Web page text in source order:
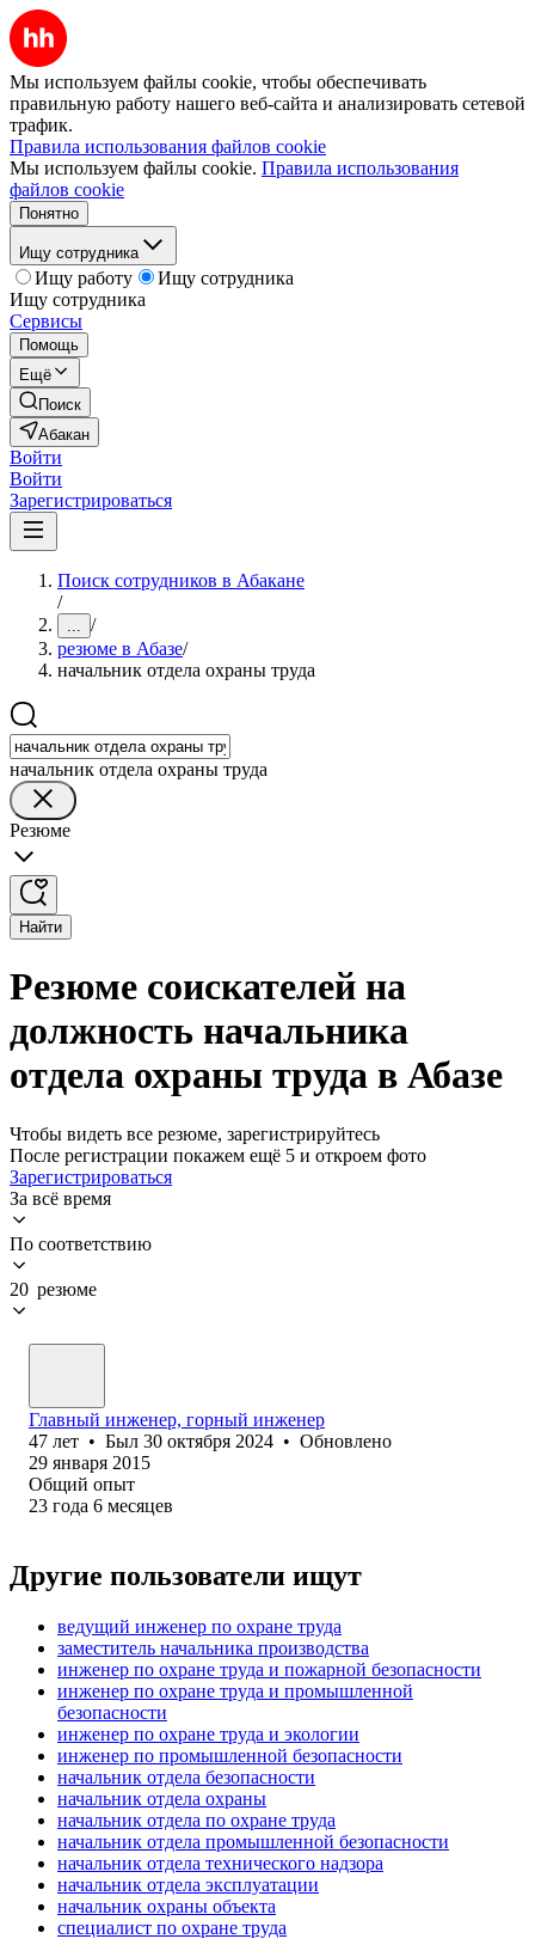
Мы используем файлы cookie, чтобы обеспечивать
правильную работу нашего веб-сайта и анализировать сетевой
трафик.
Правила использования файлов cookie
Мы используем файлы cookie. Правила использования
файлов cookie
Понятно
Ищу сотрудника
Ищу работу
Ищу сотрудника
Ищу сотрудника
Сервисы
Помощь
Ещё
Поиск
Абакан
Войти
Войти
Зарегистрироваться
Поиск сотрудников в Абакане
/
... /
резюме в Абазе/
начальник отдела охраны труда
начальник отдела охраны труда
Резюме
Найти
Резюме соискателей на
должность начальника
отдела охраны труда в Абазе
Чтобы видеть все резюме, зарегистрируйтесь
После регистрации покажем ещё 5 и откроем фото
Зарегистрироваться
За всё время
По соответствию
20 резюме
Главный инженер, горный инженер
47 лет • Был 30 октября 2024 • Обновлено
29 января 2015
Общий опыт
23 года 6 месяцев
Другие пользователи ищут
ведущий инженер по охране труда
заместитель начальника производства
инженер по охране труда и пожарной безопасности
инженер по охране труда и промышленной
безопасности
инженер по охране труда и экологии
инженер по промышленной безопасности
начальник отдела безопасности
начальник отдела охраны
начальник отдела по охране труда
начальник отдела промышленной безопасности
начальник отдела технического надзора
начальник отдела эксплуатации
начальник охраны объекта
специалист по охране труда